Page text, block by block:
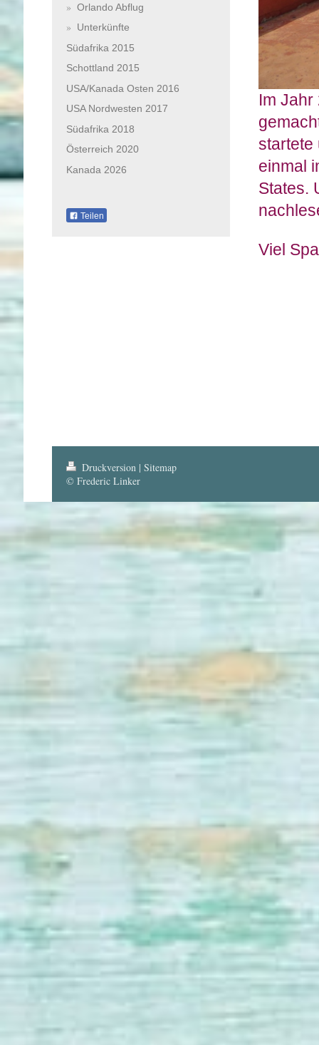
Im Jahr
startete
einmal
States.
Viel
Orlando Abflug
Unterkünfte
Südafrika 2015
Schottland 2015
USA/Kanada Osten 2016
USA Nordwesten 2017
Südafrika 2018
Österreich 2020
Kanada 2026
Teilen
Druckversion | Sitemap
© Frederic Linker